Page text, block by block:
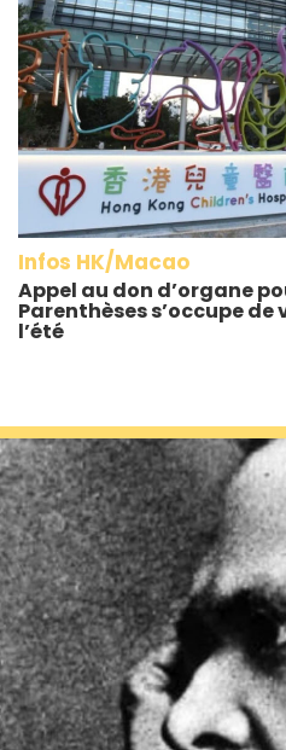
Infos HK/Macao
Appel au don d’organe
Parenthèses s’occupe
l’été